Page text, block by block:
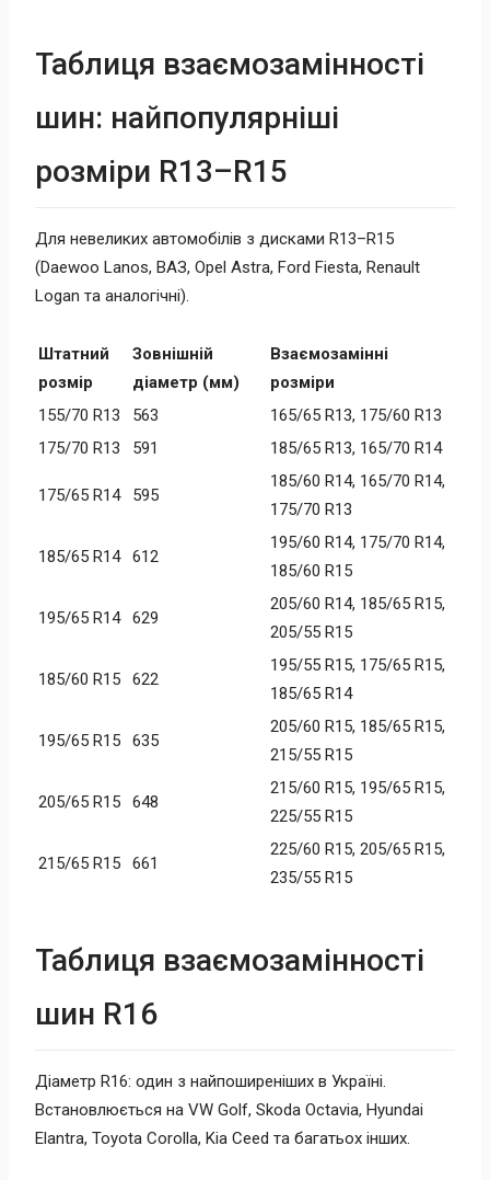
Таблиця взаємозамінності
шин: найпопулярніші
розміри R13–R15
Для невеликих автомобілів з дисками R13–R15
(Daewoo Lanos, ВАЗ, Opel Astra, Ford Fiesta, Renault
Logan та аналогічні).
Штатний
розмір
Зовнішній
діаметр (мм)
Взаємозамінні
розміри
155/70 R13
563
165/65 R13, 175/60 R13
175/70 R13
591 185/65 R13, 165/70 R14
175/65 R14 595
185/60 R14, 165/70 R14,
175/70 R13
185/65 R14 612
195/60 R14, 175/70 R14,
185/60 R15
195/65 R14 629
205/60 R14, 185/65 R15,
205/55 R15
185/60 R15 622
195/55 R15, 175/65 R15,
185/65 R14
195/65 R15 635
205/60 R15, 185/65 R15,
215/55 R15
205/65 R15 648
215/60 R15, 195/65 R15,
225/55 R15
215/65 R15 661
225/60 R15, 205/65 R15,
235/55 R15
Таблиця взаємозамінності
шин R16
Діаметр R16: один з найпоширеніших в Україні.
Встановлюється на VW Golf, Skoda Octavia, Hyundai
Elantra, Toyota Corolla, Kia Ceed та багатьох інших.